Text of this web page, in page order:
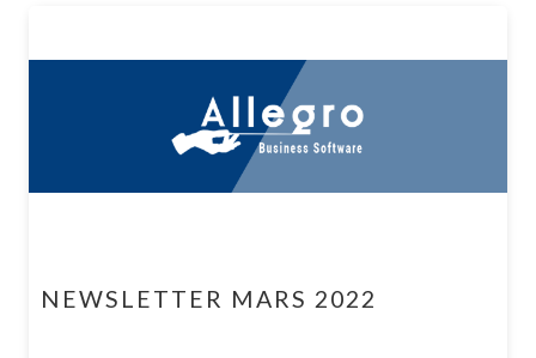
NEWSLETTER MARS 2022